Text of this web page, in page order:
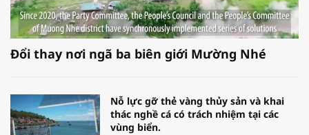
Đổi thay nơi ngã ba biên giới Mường Nhé
Nỗ lực gỡ thẻ vàng thủy sản và khai
thác nghề cá có trách nhiệm tại các
vùng biển.